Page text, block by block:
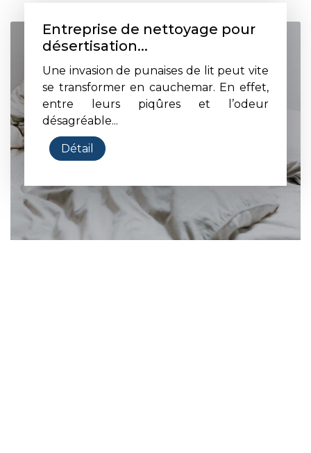
Entreprise de nettoyage pour
désertisation...
Une invasion de punaises de lit peut vite
se transformer en cauchemar. En effet,
entre leurs piqûres et l’odeur
désagréable...
Détail